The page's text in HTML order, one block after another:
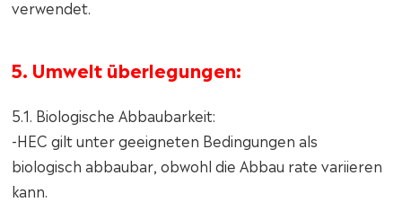
verwendet.
5. Umwelt überlegungen:
5.1. Biologische Abbaubarkeit:
-HEC gilt unter geeigneten Bedingungen als
biologisch abbaubar, obwohl die Abbau rate variieren
kann.